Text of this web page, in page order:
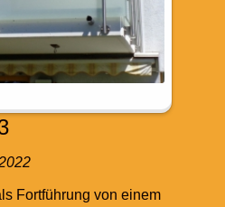
Fortführung von einem